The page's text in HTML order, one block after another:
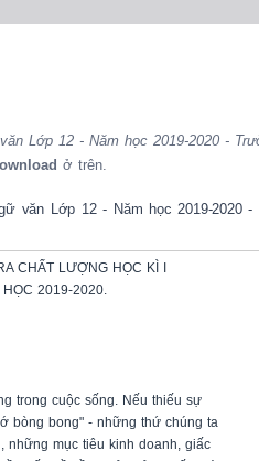
Lớp 12 - Năm học 2019-2020 -
ở trên.
văn Lớp 12 - Năm học 2019-2020 -
CHẤT LƯỢNG HỌC KÌ I
2019-2020.
trong cuộc sống. Nếu thiếu sự
bòng bong" - những thứ chúng ta
những mục tiêu kinh doanh, giấc